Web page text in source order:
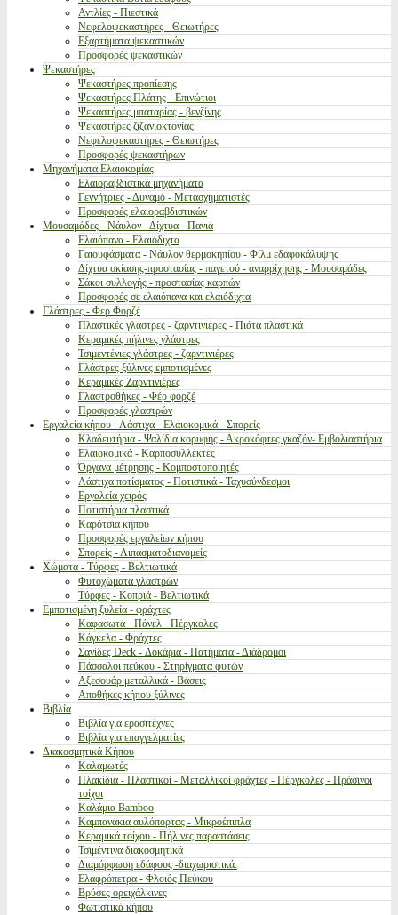
Αντλίες - Πιεστικά
Νεφελοψεκαστήρες - Θειωτήρες
Εξαρτήματα ψεκαστικών
Προσφορές ψεκαστικών
Ψεκαστήρες
Ψεκαστήρες προπίεσης
Ψεκαστήρες Πλάτης - Επινώτιοι
Ψεκαστήρες μπαταρίας - βενζίνης
Ψεκαστήρες ζιζανιοκτονίας
Νεφελοψεκαστήρες - Θειωτήρες
Προσφορές ψεκαστήρων
Μηχανήματα Ελαιοκομίας
Ελαιοραβδιστικά μηχανήματα
Γεννήτριες - Δυναμό - Μετασχηματιστές
Προσφορές ελαιοραβδιστικών
Μουσαμάδες - Νάυλον - Δίχτυα - Πανιά
Ελαιόπανα - Ελαιόδιχτα
Γαιουφάσματα - Νάυλον θερμοκηπίου - Φίλμ εδαφοκάλυψης
Δίχτυα σκίασης-προστασίας - παγετού - αναρρίχησης - Μουσαμάδες
Σάκοι συλλογής - προστασίας καρπών
Προσφορές σε ελαιόπανα και ελαιόδιχτα
Γλάστρες - Φερ Φορζέ
Πλαστικές γλάστρες - ζαρντινιέρες - Πιάτα πλαστικά
Κεραμικές πήλινες γλάστρες
Τσιμεντένιες γλάστρες - ζαρντινιέρες
Γλάστρες ξύλινες εμποτισμένες
Κεραμικές Ζαρντινιέρες
Γλαστροθήκες - Φέρ φορζέ
Προσφορές γλαστρών
Εργαλεία κήπου - Λάστιχα - Ελαιοκομικά - Σπορείς
Κλαδευτήρια - Ψαλίδια κορυφής - Ακροκόφτες γκαζόν- Εμβολιαστήρια
Ελαιοκομικά - Καρποσυλλέκτες
Όργανα μέτρησης - Κομποστοποιητές
Λάστιχα ποτίσματος - Ποτιστικά - Ταχυσύνδεσμοι
Εργαλεία χειρός
Ποτιστήρια πλαστικά
Καρότσια κήπου
Προσφορές εργαλείων κήπου
Σπορείς - Λιπασματοδιανομείς
Χώματα - Τύρφες - Βελτιωτικά
Φυτοχώματα γλαστρών
Τύρφες - Κοπριά - Βελτιωτικά
Εμποτισμένη ξυλεία - φράχτες
Καφασωτά - Πάνελ - Πέργκολες
Κάγκελα - Φράχτες
Σανίδες Deck - Δοκάρια - Πατήματα - Διάδρομοι
Πάσσαλοι πεύκου - Στηρίγματα φυτών
Αξεσουάρ μεταλλικά - Βάσεις
Αποθήκες κήπου ξύλινες
Βιβλία
Βιβλία για ερασιτέχνες
Βιβλία για επαγγελματίες
Διακοσμητικά Κήπου
Καλαμωτές
Πλακίδια - Πλαστικοί - Μεταλλικοί φράχτες - Πέργκολες - Πράσινοι
τοίχοι
Καλάμια Bamboo
Καμπανάκια αυλόπορτας - Μικροέπιπλα
Κεραμικά τοίχου - Πήλινες παραστάσεις
Τσιμέντινα διακοσμητικά
Διαμόρφωση εδάφους -διαχωριστικά.
Ελαφρόπετρα - Φλοιός Πεύκου
Βρύσες ορειχάλκινες
Φωτιστικά κήπου